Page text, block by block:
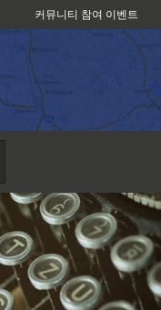
커뮤니티 참여 이벤트